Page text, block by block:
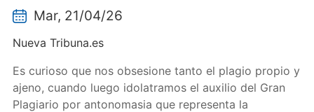
Mar, 21/04/26
Nueva Tribuna.es
Es curioso que nos obsesione tanto el plagio propio y
ajeno, cuando luego idolatramos el auxilio del Gran
Plagiario por antonomasia que representa la